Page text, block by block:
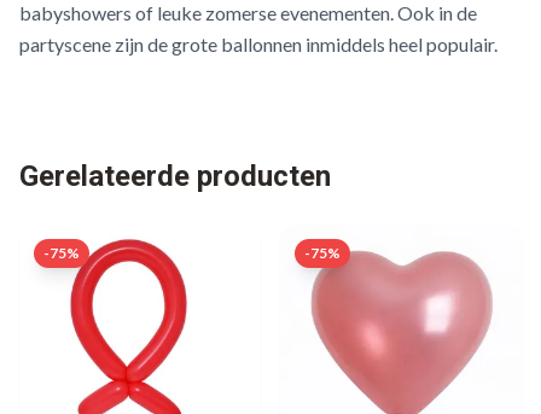
babyshowers of leuke zomerse evenementen. Ook in de
partyscene zijn de grote ballonnen inmiddels heel populair.
Gerelateerde producten
-75% -75%